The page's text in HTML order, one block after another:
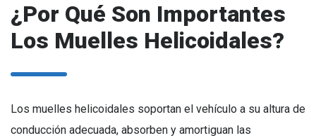
¿Por Qué Son Importantes
Los Muelles Helicoidales?
Los muelles helicoidales soportan el vehículo a su altura de
conducción adecuada, absorben y amortiguan las